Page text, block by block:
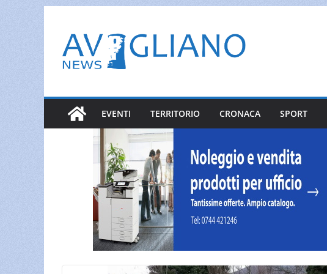
contenuto
EVENTI TERRITORIO CRONACA SPORT